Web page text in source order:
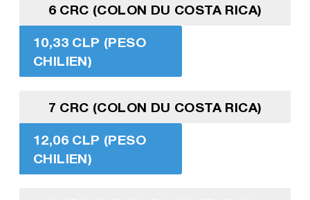
6 CRC (COLON DU COSTA RICA)
10,33 CLP (PESO
CHILIEN)
7 CRC (COLON DU COSTA RICA)
12,06 CLP (PESO
CHILIEN)